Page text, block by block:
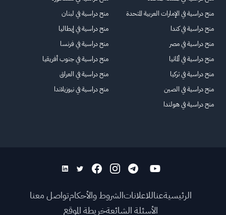
منح دراسية في الإمارات العربية المتحدة
منح دراسية في كندا
منح دراسية في مصر
منح دراسية في ألمانيا
منح دراسية في تركيا
منح دراسية في الصين
منح دراسية في هولندا
منح دراسية في لبنان
منح دراسية في إيطاليا
منح دراسية في فرنسا
منح دراسية في جنوب أفريقيا
منح دراسية في العراق
منح دراسية في نيوزيلاندا
الرئيسيةعناللاعلاناتالشروط والأحكامتواصل معنا
الأسئلة الشائعةخريطة الموقع